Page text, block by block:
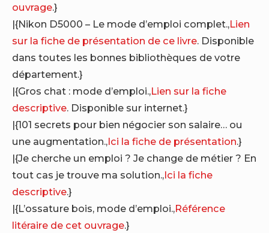
ouvrage.}
|{Nikon D5000 – Le mode d’emploi complet.,Lien
sur la fiche de présentation de ce livre. Disponible
dans toutes les bonnes bibliothèques de votre
département.}
|{Gros chat : mode d’emploi.,Lien sur la fiche
descriptive. Disponible sur internet.}
|{101 secrets pour bien négocier son salaire… ou
une augmentation.,Ici la fiche de présentation.}
|{Je cherche un emploi ? Je change de métier ? En
tout cas je trouve ma solution.,Ici la fiche
descriptive.}
|{L’ossature bois, mode d’emploi.,Référence
litéraire de cet ouvrage.}